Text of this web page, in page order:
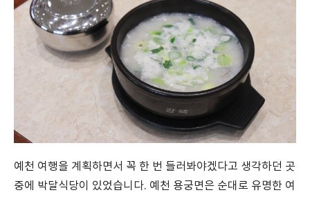
예천 여행을 계획하면서 꼭 한 번 들러봐야겠다고 생각하던 곳
중에 박달식당이 있었습니다. 예천 용궁면은 순대로 유명한 여